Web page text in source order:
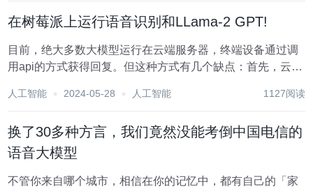
在树莓派上运行语音识别和LLama-2 GPT!
目前，绝大多数大模型运行在云端服务器，终端设备通过调
用api的方式获得回复。但这种方式有几个缺点：首先，云
况运行的设备很不友好；其次，云api的调用需要消耗流量
人工智能 2024-05-28 人工智能 1127阅读
换了30多种方言，我们竟然没能考倒中国电信的
语音大模型
不管你来自哪个城市，相信在你的记忆中，都有自己的「家